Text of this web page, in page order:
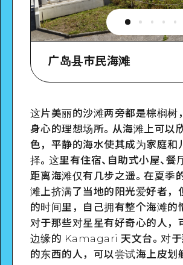
广岛县市民海滩
Google Maps
详细看看
这片美丽的沙滩两旁都是棕榈树
身心的理想场所。从海滩上可以
色，平静的海水使其成为家庭和
择。这里有住宿、自助式小屋、餐
距离海滩仅有几步之遥。在夏季
滩上挤满了当地的阳光爱好者，
的时间里，自己拥有整个海滩的
对于那些对星星有好奇心的人，
边缘的 Kamagari 天文台。对
的东西的人，可以尝试海上皮划